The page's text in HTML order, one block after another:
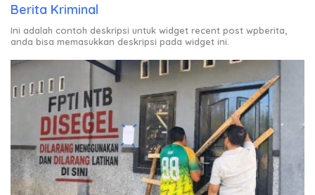
Berita Kriminal
Ini adalah contoh deskripsi untuk widget recent post wpberita,
anda bisa memasukkan deskripsi pada widget ini.